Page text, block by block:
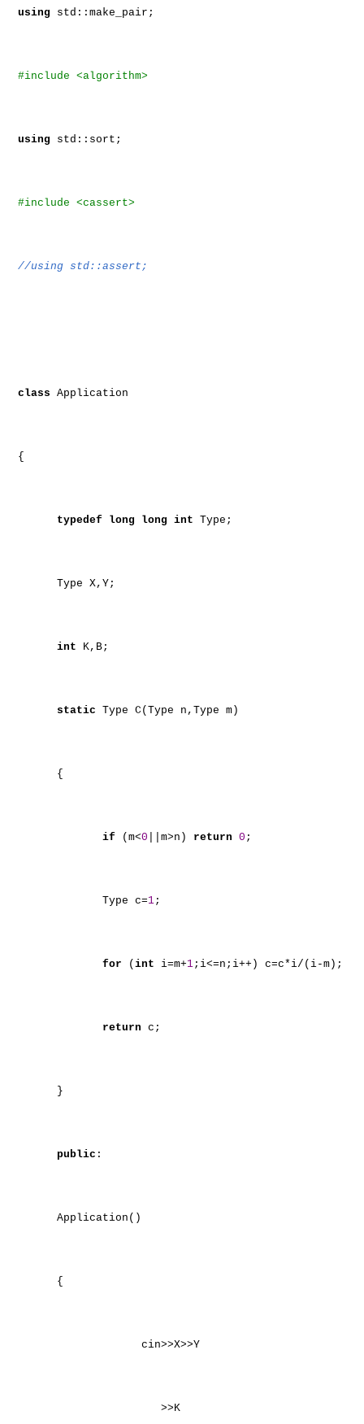
using std::make_pair;
#include <algorithm>
using std::sort;
#include <cassert>
//using std::assert;
class Application
{
typedef long long int Type;
Type X,Y;
int K,B;
static Type C(Type n,Type m)
{
if (m<0 ||m>n) return 0 ;
Type c=1;
for ( int i=m+1;i<=n;i++) c=c*i/(i-m);
return c;
}
public :
Application()
{
cin>>X>>Y
>>K